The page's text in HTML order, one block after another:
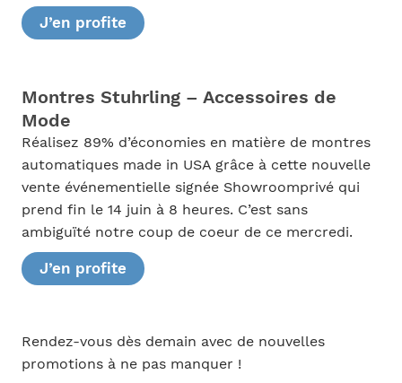
J’en profite
Montres Stuhrling – Accessoires de
Mode
Réalisez 89% d’économies en matière de montres
automatiques made in USA grâce à cette nouvelle
vente événementielle signée Showroomprivé qui
prend fin le 14 juin à 8 heures. C’est sans
ambiguïté notre coup de coeur de ce mercredi.
J’en profite
Rendez-vous dès demain avec de nouvelles
promotions à ne pas manquer !